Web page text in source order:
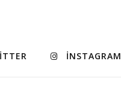
INSTAGRAM